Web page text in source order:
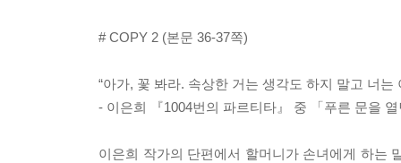
# COPY 2 (본문 36-37쪽)
“아가, 꽃 봐라. 속상한 거는 생각도 하지 말고 너
- 이은희 『1004번의 파르티타』 중 「푸른 문을
이은희 작가의 단편에서 할머니가 손녀에게 하는